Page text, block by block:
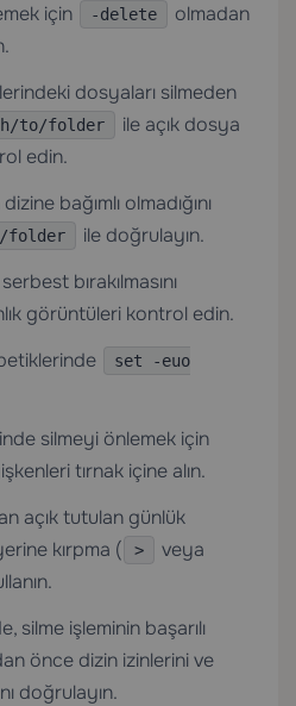
için
-delete
olmadan
dosyaları silmeden
to/folder
ile açık dosya
edin.
bağımlı olmadığını
folder
ile doğrulayın.
bırakılmasını
görüntüleri kontrol edin.
set -euo
silmeyi önlemek için
tırnak içine alın.
açık tutulan günlük
kırpma ( > veya
silme işleminin başarılı
önce dizin izinlerini ve
doğrulayın.